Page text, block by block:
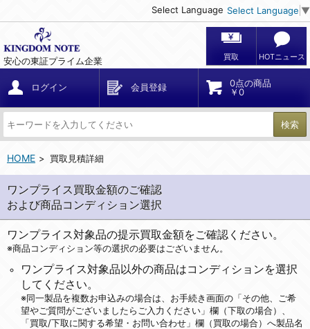
Select Language Select Language ▼
安心の東証プライム企業 買取 HOTニュース
ログイン 会員登録
0点の商品
￥0
検索
HOME 買取見積詳細
ワンプライス買取金額のご確認
および商品コンディション選択
ワンプライス対象品の提示買取金額をご確認ください。
※商品コンディション等の選択の必要はございません。
ワンプライス対象品以外の商品はコンディションを選択
してください。
※同一製品を複数お申込みの場合は、お手続き画面の「その他、ご希
望やご質問がございましたらご入力ください」欄（下取の場合）、
「買取/下取に関する希望・お問い合わせ」欄（買取の場合）へ製品名